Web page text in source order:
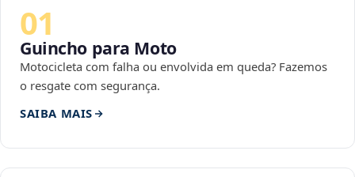
01
Guincho para Moto
Motocicleta com falha ou envolvida em queda? Fazemos
o resgate com segurança.
SAIBA MAIS